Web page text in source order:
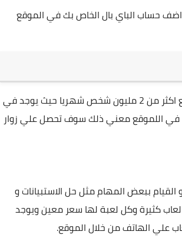
حساب الباي بال الخاص بك في الموقع
ويستخدم الموقع اكثر من 2 مليون شخص شهريا حيث يوجد في
في اللموقع معني ذلك سوف تحصل علي زوار
ببعض المهام مثل حل الاستبيانات و
واحدة وتوجد العاب كثيرة وكل لعبة لها سعر معين ويوجد
علي الهاتف من خلال الموقع.